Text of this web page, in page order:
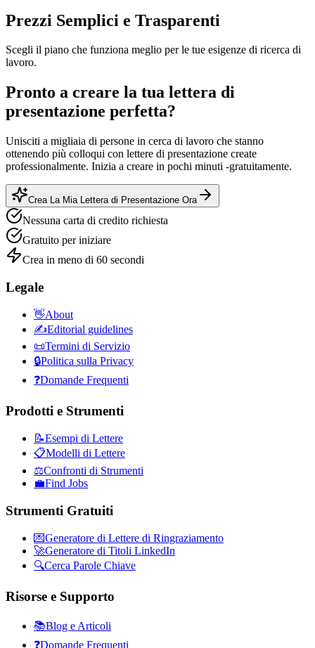
Prezzi Semplici e Trasparenti
Scegli il piano che funziona meglio per le tue esigenze di ricerca di
lavoro.
Pronto a creare la tua lettera di
presentazione perfetta?
Unisciti a migliaia di persone in cerca di lavoro che stanno
ottenendo più colloqui con lettere di presentazione create
professionalmente. Inizia a creare in pochi minuti -gratuitamente.
Crea La Mia Lettera di Presentazione Ora
Nessuna carta di credito richiesta
Gratuito per iniziare
Crea in meno di 60 secondi
Legale
👋About
✍️Editorial guidelines
📜Termini di Servizio
🔒Politica sulla Privacy
❓Domande Frequenti
Prodotti e Strumenti
📝Esempi di Lettere
📋Modelli di Lettere
⚖️Confronti di Strumenti
💼Find Jobs
Strumenti Gratuiti
💌Generatore di Lettere di Ringraziamento
🚀Generatore di Titoli LinkedIn
🔍Cerca Parole Chiave
Risorse e Supporto
📚Blog e Articoli
❓Domande Frequenti